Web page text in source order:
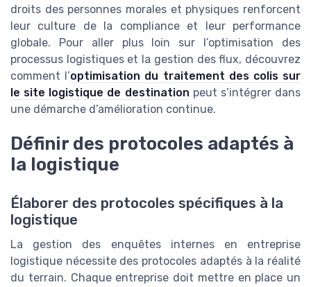
droits des personnes morales et physiques renforcent
leur culture de la compliance et leur performance
globale. Pour aller plus loin sur l’optimisation des
processus logistiques et la gestion des flux, découvrez
comment l’optimisation du traitement des colis sur
le site logistique de destination peut s’intégrer dans
une démarche d’amélioration continue.
Définir des protocoles adaptés à
la logistique
Élaborer des protocoles spécifiques à la
logistique
La gestion des enquêtes internes en entreprise
logistique nécessite des protocoles adaptés à la réalité
du terrain. Chaque entreprise doit mettre en place un